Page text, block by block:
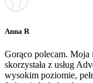
Anna R
Gorąco polecam.
skorzystała z usług
wysokim poziomie,